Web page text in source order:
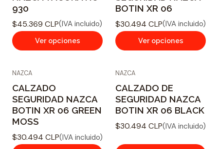
930
$45.369 CLP(IVA incluido)
Ver opciones
BOTIN XR 06
$30.494 CLP(IVA incluido)
Ver opciones
NAZCA
CALZADO
SEGURIDAD NAZCA
BOTIN XR 06 GREEN
MOSS
$30.494 CLP(IVA incluido)
NAZCA
CALZADO DE
SEGURIDAD NAZCA
BOTIN XR 06 BLACK
$30.494 CLP(IVA incluido)